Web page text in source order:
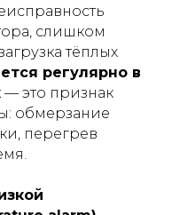
слишком
тёплых
регулярно в
— это признак
обмерзание
перегрев